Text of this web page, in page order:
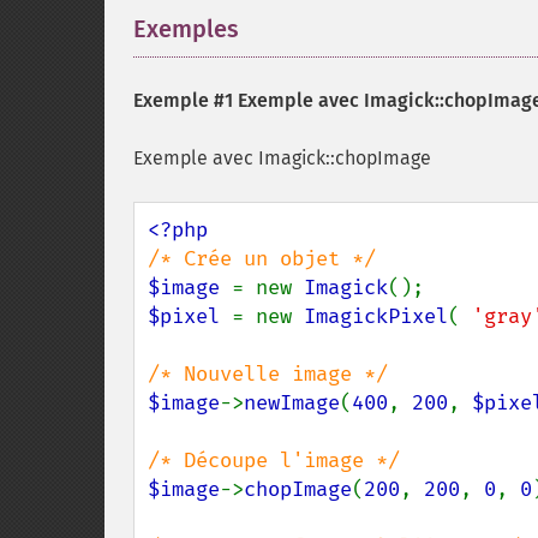
Exemples
Exemple #1 Exemple avec
Exemple avec Imagick::chopImage
$image = new Imagick
$pixel = new ImagickPixel(
$image->newImage(400, 200,
$image->chopImage(200, 200, 0, 0